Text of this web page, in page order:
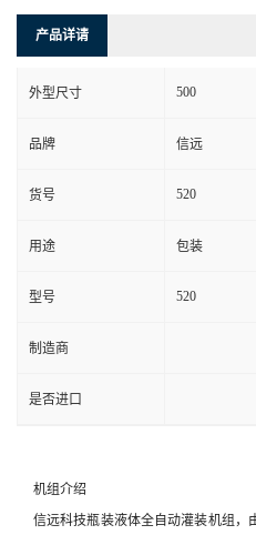
产品详请
外型尺寸 500
品牌 信远
货号 520
用途 包装
型号 520
制造商
是否进口
机组介绍
信远科技瓶装液体全自动灌装机组，